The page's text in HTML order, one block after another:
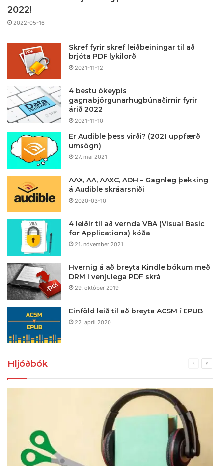
2022!
2022-05-16
Skref fyrir skref leiðbeiningar til að
brjóta PDF lykilorð
2021-11-12
4 bestu ókeypis
gagnabjörgunarhugbúnaðirnir fyrir
árið 2022
2021-11-10
Er Audible þess virði? (2021 uppfærð
umsögn)
27. maí 2021
AAX, AA, AAXC, ADH – Gagnleg þekking
á Audible skráarsniði
2020-03-10
4 leiðir til að vernda VBA (Visual Basic
for Applications) kóða
21. nóvember 2021
Hvernig á að breyta Kindle bókum með
DRM í venjulega PDF skrá
29. október 2019
Einföld leið til að breyta ACSM í EPUB
22. apríl 2020
Hljóðbók
Fyrri